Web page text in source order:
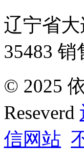
辽宁省
35483 销
© 2025
Reseverd
信网站